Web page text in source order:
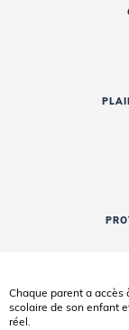
Chaque parent a accès
scolaire de son enfant
réel.